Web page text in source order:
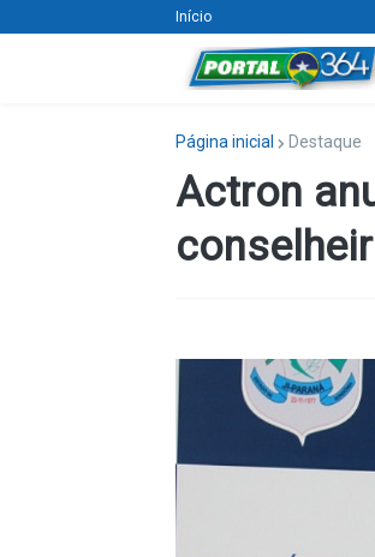
Início
Página inicial Destaque
Actron